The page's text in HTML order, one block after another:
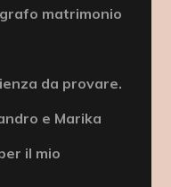
matrimonio
da provare.
e Marika
il mio